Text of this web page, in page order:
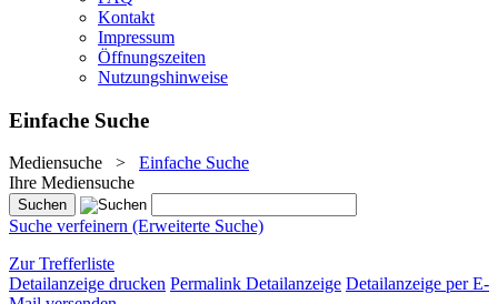
Kontakt
Impressum
Öffnungszeiten
Nutzungshinweise
Einfache Suche
Mediensuche > Einfache Suche
Ihre Mediensuche
Suche verfeinern (Erweiterte Suche)
Zur Trefferliste
Detailanzeige drucken Permalink Detailanzeige Detailanzeige per E-